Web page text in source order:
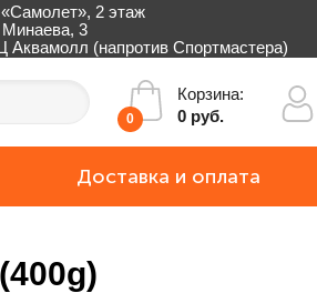
2 этаж
3
Аквамолл (напротив Спортмастера)
0
Корзина:
0 руб.
Доставка и оплата